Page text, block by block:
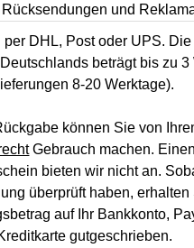
Rücksendungen und
per DHL, Post oder UPS.
beträgt bis zu 3
8-20 Werktage).
können Sie von
Gebrauch machen.
bieten wir nicht an.
überprüft haben, erhalten
auf Ihr Bankkonto,
gutgeschrieben.